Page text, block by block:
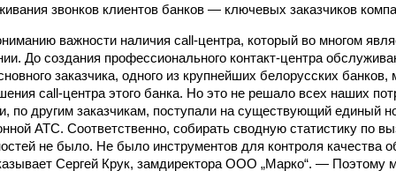
звонков клиентов банков — ключевых заказчиков
важности наличия call-центра, который во многом
До создания профессионального контакт-центра
заказчика, одного из крупнейших белорусских
call-центра этого банка. Но это не решало всех наших
по другим заказчикам, поступали на существующий единый
АТС. Соответственно, собирать сводную статистику по
не было. Не было инструментов для контроля качества
Сергей Крук, замдиректора ООО „Марко“. — Поэтому